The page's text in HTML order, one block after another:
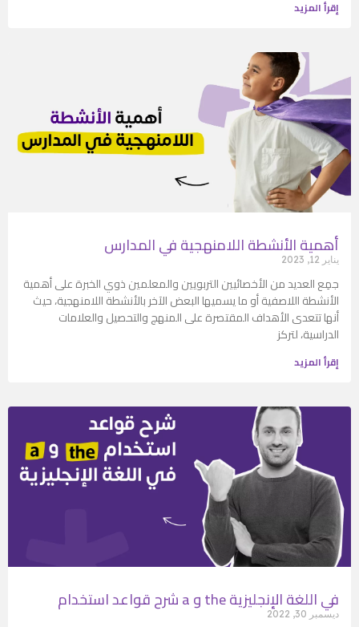
إقرأ المزيد
أهمية الأنشطة اللامنهجية في المدارس
يناير 12, 2023
جمِع العديد من الأخصائيين التربويين والمعلمين ذوي الخبرة على أهمية
الأنشطة اللاصفية أو ما يسميها البعض الآخر بالأنشطة اللامنهجية، حيث
أنها تتعدى الأهداف المقتصرة على المنهج والتحصيل والعلامات
الدراسية، لتركز
إقرأ المزيد
شرح قواعد استخدام a و the في اللغة الإنجليزية
ديسمبر 30, 2022